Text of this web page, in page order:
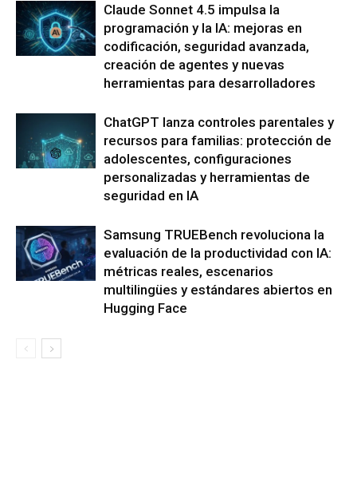
Claude Sonnet 4.5 impulsa la
programación y la IA: mejoras en
codificación, seguridad avanzada,
creación de agentes y nuevas
herramientas para desarrolladores
ChatGPT lanza controles parentales y
recursos para familias: protección de
adolescentes, configuraciones
personalizadas y herramientas de
seguridad en IA
Samsung TRUEBench revoluciona la
evaluación de la productividad con IA:
métricas reales, escenarios
multilingües y estándares abiertos en
Hugging Face